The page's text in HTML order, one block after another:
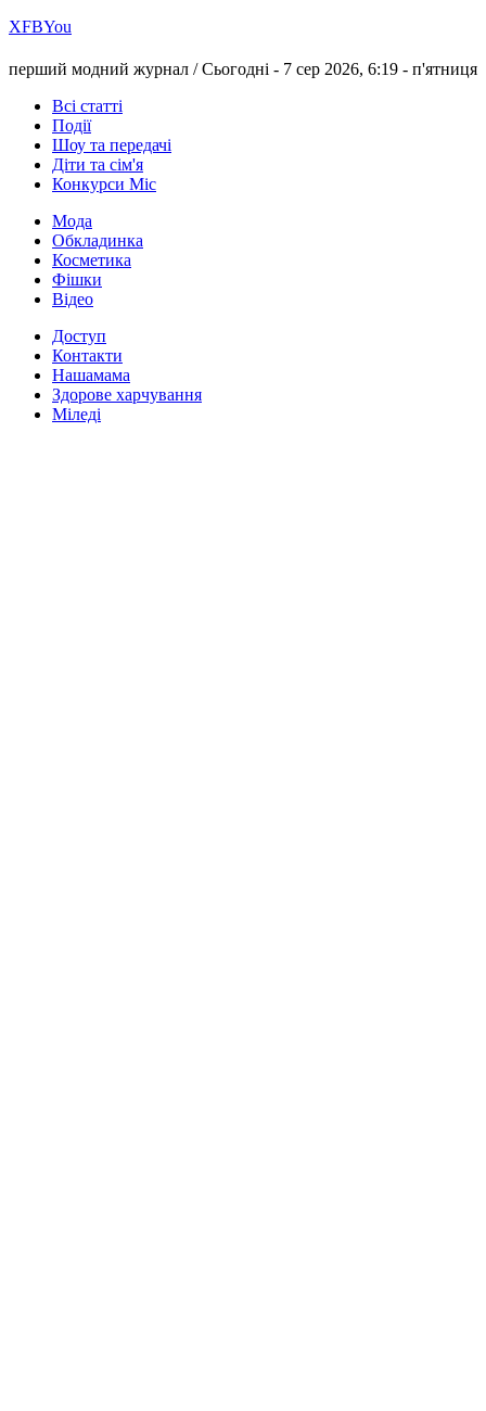
ХFBYou
перший модний журнал /Сьогодні - 7 сер 2026, 6:19 - п'ятниця
Всі статті
Події
Шоу та передачі
Діти та сім'я
Конкурси Міс
Мода
Обкладинка
Косметика
Фішки
Відео
Доступ
Контакти
Нашамама
Здорове харчування
Міледі